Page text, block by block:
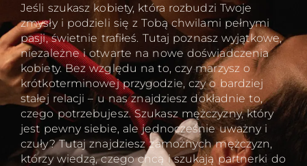
Jeśli szukasz kobiety, która rozbudzi Twoje
zmysły i podzieli się z Tobą chwilami pełnymi
pasji, świetnie trafiłeś. Tutaj poznasz wyjątkowe,
niezależne i otwarte na nowe doświadczenia
kobiety. Bez względu na to, czy marzysz o
krótkoterminowej przygodzie, czy o bardziej
stałej relacji – u nas znajdziesz dokładnie to,
czego potrzebujesz. Szukasz mężczyzny, który
jest pewny siebie, ale jednocześnie uważny i
czuły? Tutaj znajdziesz zamożnych mężczyzn,
którzy wiedzą, czego chcą i szukają partnerki do